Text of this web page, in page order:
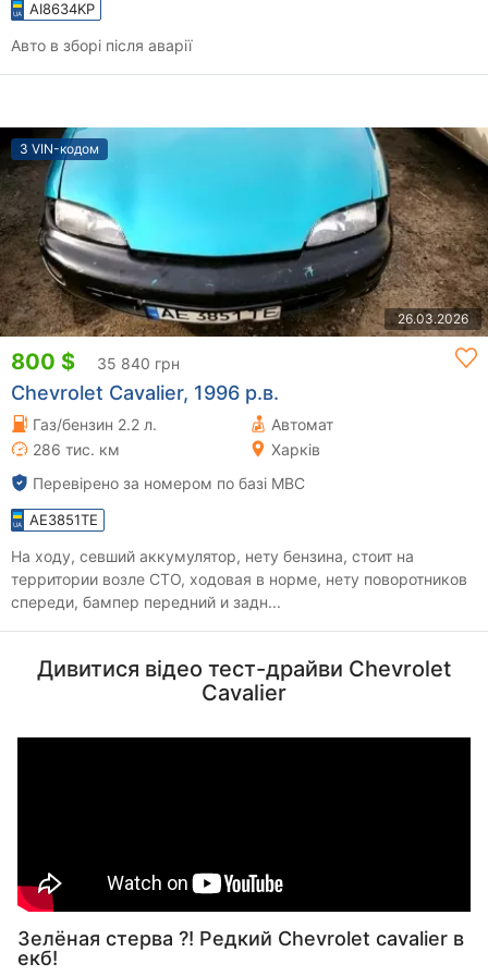
AI8634KP
Авто в зборі після аварії
З VIN-кодом
26.03.2026
800 $ 35 840 грн
Chevrolet Cavalier, 1996 р.в.
Газ/бензин 2.2 л.
Автомат
286 тис. км
Харків
Перевірено за номером по базі МВС
AE3851TE
На ходу, севший аккумулятор, нету бензина, стоит на
территории возле СТО, ходовая в норме, нету поворотников
спереди, бампер передний и задн...
Дивитися відео тест-драйви Chevrolet
Cavalier
Зелёная стерва ?! Редкий Chevrolet cavalier в
екб!